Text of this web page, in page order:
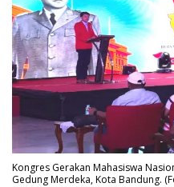
Kongres Gerakan Mahasiswa
Gedung Merdeka, Kota Bandung.